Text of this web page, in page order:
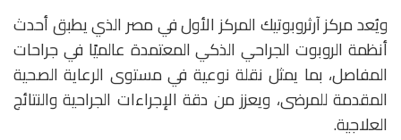
ويُعد مركز آرثروبوتيك المركز الأول في مصر الذي يطبق أحدث
أنظمة الروبوت الجراحي الذكي المعتمدة عالميًا في جراحات
المفاصل، بما يمثل نقلة نوعية في مستوى الرعاية الصحية
المقدمة للمرضى، ويعزز من دقة الإجراءات الجراحية والنتائج
العلاجية.